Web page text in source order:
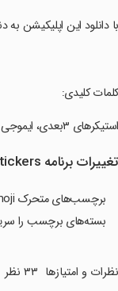
‏با دانلود این اپلیکیشن
‏کلمات کلیدی:
‏استیکرهای ۳بعدی، ایموجی برای WhatsApp، بسته‌های استیکر، ایموجی مموژی، ابراز احساسات، مکالمات جالب، نصب آسان.
تغییرات برنامه WASticker: Memoji Stickers در نسخه جدید
برچسب‌های متحرک Memoji جدید برای WhatsApp (WASticker)
بسته‌های برچسب را
نظرات و امتیازها